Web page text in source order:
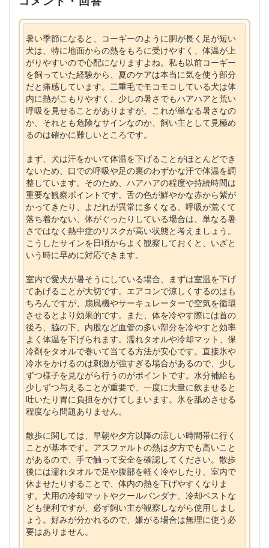
暑い季節になると、コーギーのように胴が長く足が短い
犬は、特に地面からの熱をもろに受けやすく、体温が上
がりやすいので心配になりますよね。私も以前コーギー
を飼っていた経験から、夏のケアは本当に気を使う部分
だと痛感しています。二重毛でモコモコしている犬は体
内に熱がこもりやすく、少しの暑さでもハアハアと荒い
呼吸を見せることがありますが、これが単なる暑さなの
か、それとも危険なサインなのか、飼い主として見極め
るのは確かに難しいところです。
まず、犬は汗をかいて体温を下げることがほとんどでき
ないため、口での呼吸や足の裏のわずかな汗で体温を調
整しています。そのため、ハアハアの程度や持続時間は
重要な観察ポイントです。舌の色が鮮やかな赤から紫が
かってきたり、よだれが異常に多くなる、呼吸が荒くて
落ち着かない、体がぐったりしている場合は、単なる暑
さではなく熱中症のリスクが高い状態と考えましょう。
こうしたサインを日頃からよく観察しておくと、いざと
いう時に早めに対応できます。
室内で愛犬が暑そうにしている場合、まずは室温を下げ
てあげることが大切です。エアコンで涼しくするのはも
ちろんですが、扇風機やサーキュレーターで空気を循環
させるとより効果的です。また、体を冷やす際には首の
後ろ、脇の下、内股など血管の多い部分を冷やすと効率
よく体温を下げられます。濡れタオルや冷却マット、保
冷剤をタオルで巻いて当てる方法が安心です。直接氷や
冷水をかけるのは刺激が強すぎる場合があるので、少し
ずつ様子を見ながら行うのがポイントです。水分補給も
少しずつ与えることが重要で、一度に大量に飲ませると
吐いたり胃に負担をかけてしまいます。氷を舐めさせる
程度なら問題ありません。
散歩に関しては、早朝や夕方以降の涼しい時間帯に行く
ことが基本です。アスファルトの熱は夕方でも高いこと
があるので、手で触って安全を確認してください。散歩
後には濡れタオルで足や腹部を軽く冷やしたり、室内で
休ませたりすることで、体内の熱を下げやすくなりま
す。犬用の冷却マットやクールバンダナ、冷却ベストな
ども便利ですが、必ず飼い主が観察しながら使用しまし
ょう。好みが分かれるので、嫌がる場合は無理に使う必
要はありません。